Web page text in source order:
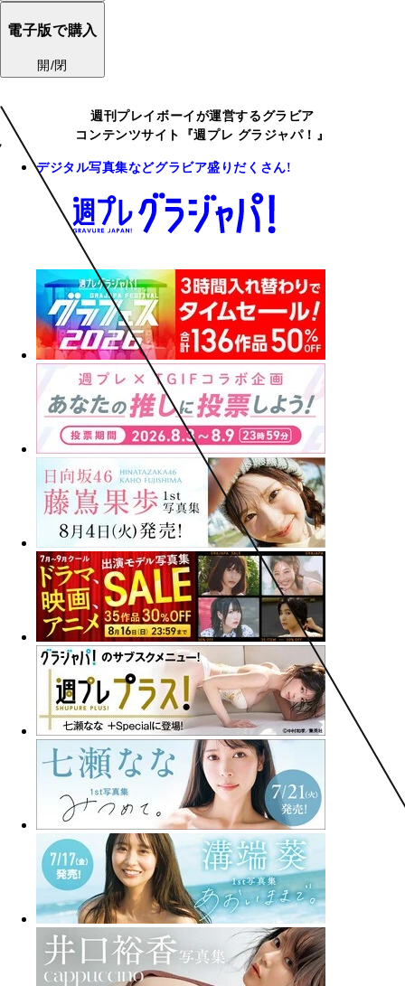
電子版で購入
開/閉
週刊プレイボーイが運営するグラビア
コンテンツサイト『週プレ グラジャパ！』
デジタル写真集などグラビア盛りだくさん!